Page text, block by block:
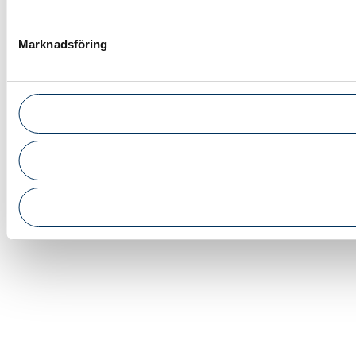
Marknadsföring